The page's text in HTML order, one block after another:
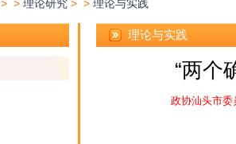
> > 理论研究 > > 理论与实践
理论与实践
“两个
政协汕头市委